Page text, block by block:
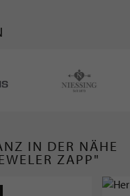
IN DER NÄHE
ZAPP"